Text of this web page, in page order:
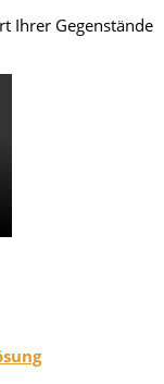
Ihrer Gegenstände